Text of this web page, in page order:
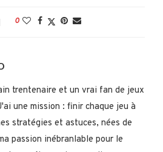
0
trentenaire et un vrai fan de jeux
une mission : finir chaque jeu à
stratégies et astuces, nées de
passion inébranlable pour le